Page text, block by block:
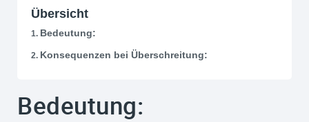
Übersicht
Bedeutung:
Konsequenzen bei Überschreitung:
Bedeutung: